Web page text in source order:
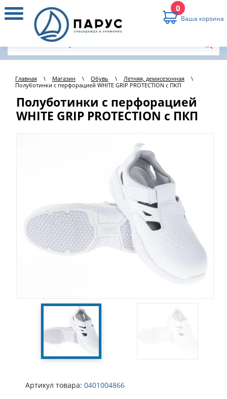
0
Ваша корзина
Главная \ Магазин \ Обувь \ Летняя, демисезонная
\
Полуботинки с перфорацией WHITE GRIP PROTECTION с ПКП
Полуботинки с перфорацией
WHITE GRIP PROTECTION с ПКП
Артикул товара: 0401004866